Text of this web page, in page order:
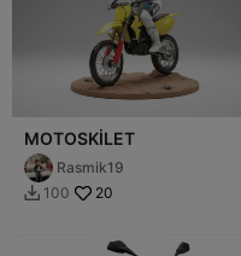
MOTOSKİLET
Rasmik19
 100 20